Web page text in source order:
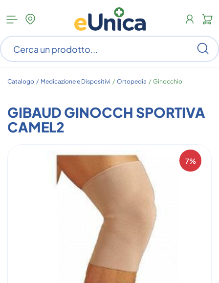
Apri
menu
categorie
Catalogo / Medicazione e Dispositivi / Ortopedia / Ginocchio
GIBAUD GINOCCH SPORTIVA
CAMEL2
7%